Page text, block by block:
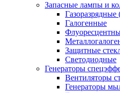
Запасные лампы и
Галогенные
Защитные
Светодиодные
Генераторы
Вентиляторы
Генераторы